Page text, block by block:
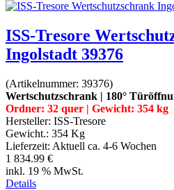
ISS-Tresore
Ingolstadt 39376
(Artikelnummer: 39376)
Wertschutzschrank | 180°
Ordner: 32 quer | Gewicht: 354 kg
Hersteller: ISS-Tresore
Gewicht.: 354 Kg
Lieferzeit: Aktuell ca. 4-6 Wochen
1 834.99 €
inkl. 19 % MwSt.
Details